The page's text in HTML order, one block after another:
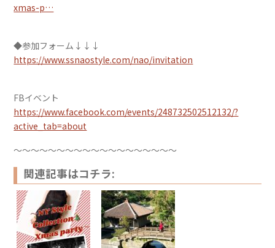
xmas-p…
◆参加フォーム↓↓↓
https://www.ssnaostyle.com/nao/invitation
FBイベント
https://www.facebook.com/events/248732502512132/?
active_tab=about
〜〜〜〜〜〜〜〜〜〜〜〜〜〜〜〜〜〜〜
関連記事はコチラ: